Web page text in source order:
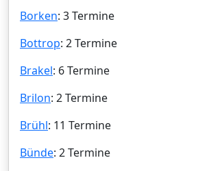
Borken: 3 Termine
Bottrop: 2 Termine
Brakel: 6 Termine
Brilon: 2 Termine
Brühl: 11 Termine
Bünde: 2 Termine